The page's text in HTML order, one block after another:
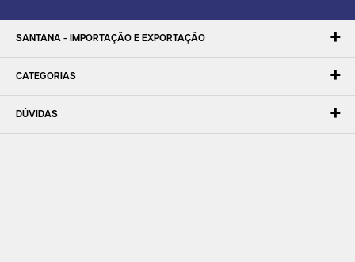
SANTANA - IMPORTAÇÃO E EXPORTAÇÃO
CATEGORIAS
DÚVIDAS